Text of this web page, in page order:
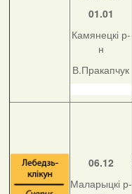
01.01
Камянецкі р-
н
В.Пракапчук
06.12
Маларыцкі р-